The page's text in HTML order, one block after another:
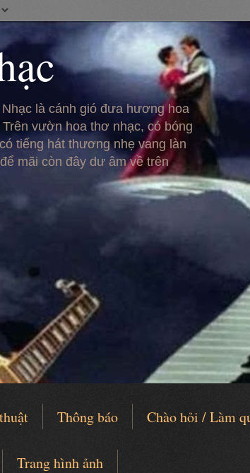
là cánh gió đưa hương hoa
vườn hoa thơ nhạc, có bóng
tiếng hát thương nhẹ vang làn
mãi còn đây dư âm về trên
Thông báo Chào hỏi / Làm
Trang hình ảnh